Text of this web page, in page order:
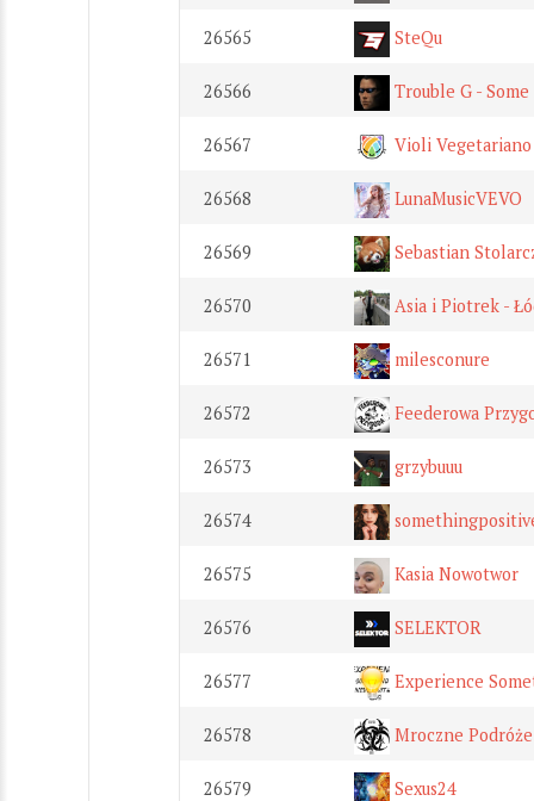
26565 SteQu
26566 Trouble G - Some
26567 Violi Vegetariano
26568 LunaMusicVEVO
26569 Sebastian
26570 Asia i Piotrek -
26571 milesconure
26572 Feederowa
26573 grzybuuu
26574
26575 Kasia Nowotwor
26576 SELEKTOR
26577 Experience
26578 Mroczne Podróże
26579 Sexus24